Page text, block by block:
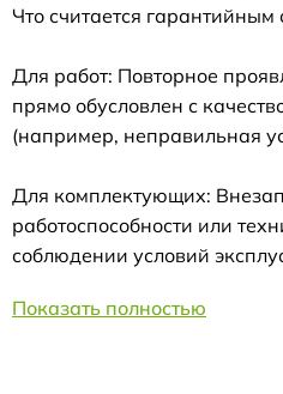
Что считается гарантийным
Для работ: Повторное
прямо обусловлен с
(например, неправильная
Для комплектующих:
работоспособности или
соблюдении условий
Показать полностью